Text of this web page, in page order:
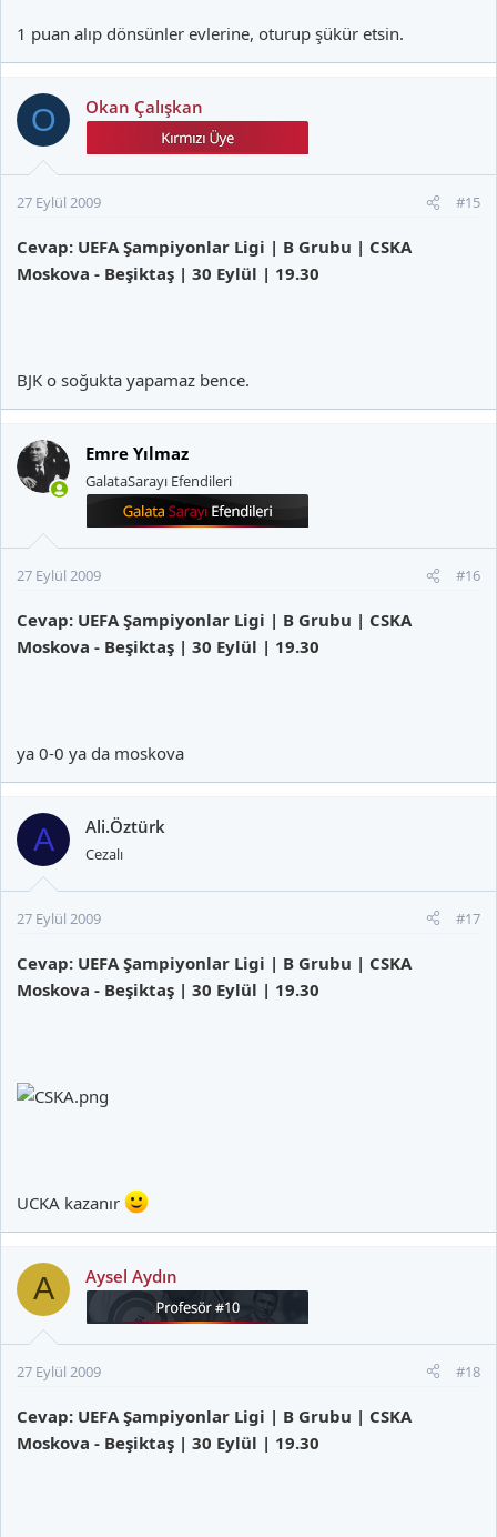
1 puan alıp dönsünler evlerine, oturup şükür etsin.
O Okan Çalışkan
27 Eylül 2009 #15
Cevap: UEFA Şampiyonlar Ligi | B Grubu | CSKA
Moskova - Beşiktaş | 30 Eylül | 19.30
BJK o soğukta yapamaz bence.
Emre Yılmaz
GalataSarayı Efendileri
27 Eylül 2009 #16
Cevap: UEFA Şampiyonlar Ligi | B Grubu | CSKA
Moskova - Beşiktaş | 30 Eylül | 19.30
ya 0-0 ya da moskova
A Ali.Öztürk
Cezalı
27 Eylül 2009 #17
Cevap: UEFA Şampiyonlar Ligi | B Grubu | CSKA
Moskova - Beşiktaş | 30 Eylül | 19.30
UCKA kazanır
A Aysel Aydın
27 Eylül 2009 #18
Cevap: UEFA Şampiyonlar Ligi | B Grubu | CSKA
Moskova - Beşiktaş | 30 Eylül | 19.30